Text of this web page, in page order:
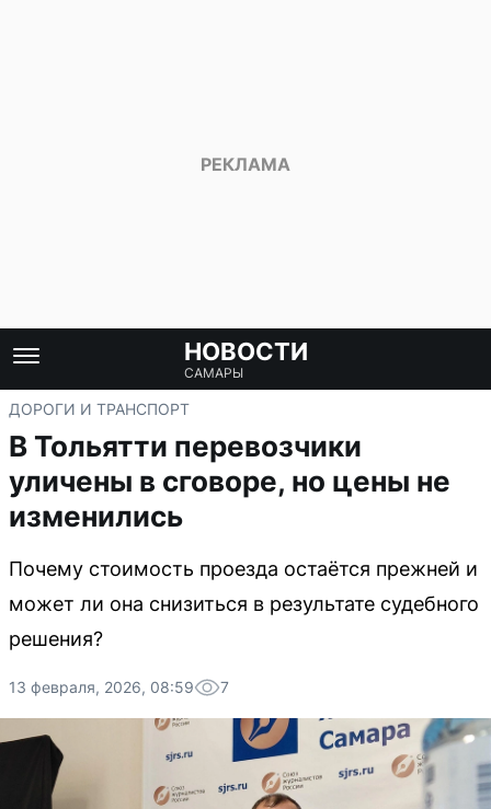
НОВОСТИ
САМАРЫ
ДОРОГИ И ТРАНСПОРТ
В Тольятти перевозчики
уличены в сговоре, но цены не
изменились
Почему стоимость проезда остаётся прежней и
может ли она снизиться в результате судебного
решения?
13 февраля, 2026, 08:59 7